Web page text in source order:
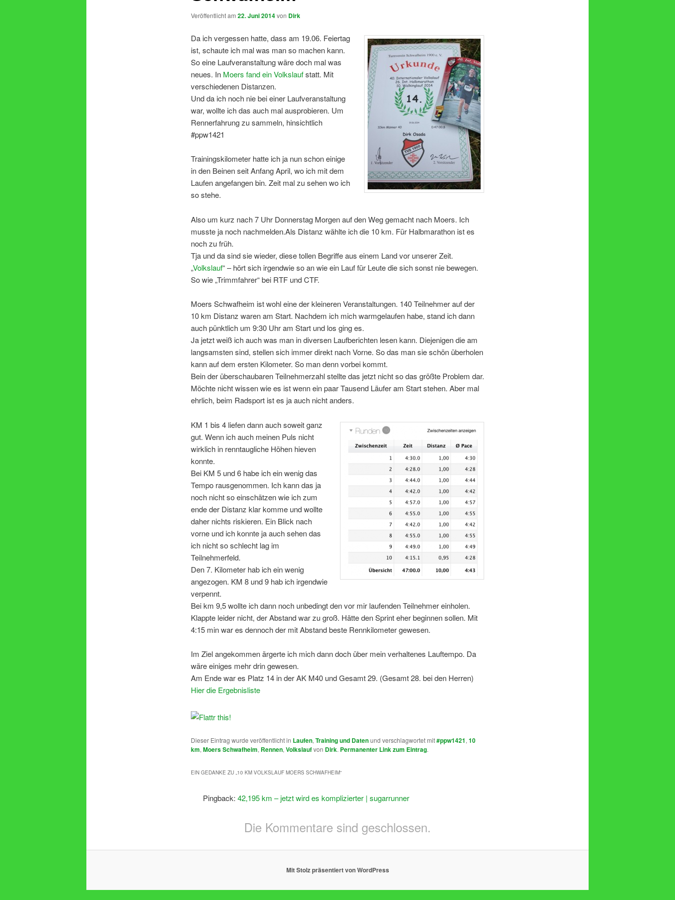
Veröffentlicht am 22. Juni 2014von Dirk
Da ich vergessen hatte, dass am 19.06. Feiertag
ist, schaute ich mal was man so machen kann.
So eine Laufveranstaltung wäre doch mal was
neues. In Moers fand ein Volkslaufstatt. Mit
verschiedenen Distanzen.
Und da ich noch nie bei einer Laufveranstaltung
war, wollte ich das auch mal ausprobieren. Um
Rennerfahrung zu sammeln, hinsichtlich
#ppw1421
Trainingskilometer hatte ich ja nun schon einige
in den Beinen seit Anfang April, wo ich mit dem
Laufen angefangen bin. Zeit mal zu sehen wo ich
so stehe.
Also um kurz nach 7 Uhr Donnerstag Morgen auf den Weg gemacht nach Moers. Ich
musste ja noch nachmelden.Als Distanz wählte ich die 10 km. Für Halbmarathon ist es
noch zu früh.
Tja und da sind sie wieder, diese tollen Begriffe aus einem Land vor unserer Zeit.
„Volkslauf“ – hört sich irgendwie so an wie ein Lauf für Leute die sich sonst nie bewegen.
So wie „Trimmfahrer“ bei RTF und CTF.
Moers Schwafheim ist wohl eine der kleineren Veranstaltungen. 140 Teilnehmer auf der
10 km Distanz waren am Start. Nachdem ich mich warmgelaufen habe, stand ich dann
auch pünktlich um 9:30 Uhr am Start und los ging es.
Ja jetzt weiß ich auch was man in diversen Laufberichten lesen kann. Diejenigen die am
langsamsten sind, stellen sich immer direkt nach Vorne. So das man sie schön überholen
kann auf dem ersten Kilometer. So man denn vorbei kommt.
Bein der überschaubaren Teilnehmerzahl stellte das jetzt nicht so das größte Problem dar.
Möchte nicht wissen wie es ist wenn ein paar Tausend Läufer am Start stehen. Aber mal
ehrlich, beim Radsport ist es ja auch nicht anders.
KM 1 bis 4 liefen dann auch soweit ganz
gut. Wenn ich auch meinen Puls nicht
wirklich in renntaugliche Höhen hieven
konnte.
Bei KM 5 und 6 habe ich ein wenig das
Tempo rausgenommen. Ich kann das ja
noch nicht so einschätzen wie ich zum
ende der Distanz klar komme und wollte
daher nichts riskieren. Ein Blick nach
vorne und ich konnte ja auch sehen das
ich nicht so schlecht lag im
Teilnehmerfeld.
Den 7. Kilometer hab ich ein wenig
angezogen. KM 8 und 9 hab ich irgendwie
verpennt.
Bei km 9,5 wollte ich dann noch unbedingt den vor mir laufenden Teilnehmer einholen.
Klappte leider nicht, der Abstand war zu groß. Hätte den Sprint eher beginnen sollen. Mit
4:15 min war es dennoch der mit Abstand beste Rennkilometer gewesen.
Im Ziel angekommen ärgerte ich mich dann doch über mein verhaltenes Lauftempo. Da
wäre einiges mehr drin gewesen.
Am Ende war es Platz 14 in der AK M40 und Gesamt 29. (Gesamt 28. bei den Herren)
Hier die Ergebnisliste
Dieser Eintrag wurde veröffentlicht in Laufen, Training und Datenund verschlagwortet mit#ppw1421, 10
km, Moers Schwafheim, Rennen, Volkslaufvon Dirk. Permanenter Link zum Eintrag.
EIN GEDANKE ZU „10 KM VOLKSLAUF MOERS SCHWAFHEIM“
Pingback:42,195 km – jetzt wird es komplizierter | sugarrunner
Die Kommentare sind geschlossen.
Mit Stolz präsentiert von WordPress